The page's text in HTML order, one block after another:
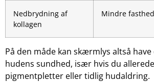
Nedbrydning af
kollagen
Mindre
På den måde kan skærmlys altså
hudens sundhed, især hvis du
pigmentpletter eller tidlig hudaldring.